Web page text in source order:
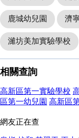
鹿城幼兒園 濟
濰坊美加實驗學校
相關查詢
高新區第一實驗學校
區第一幼兒園 高新區
網友正在查